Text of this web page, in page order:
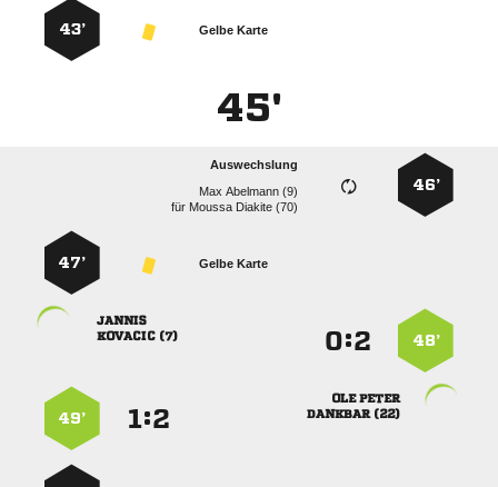
Gelbe Karte
43’
45'
46’
Auswechslung
  
für   
Gelbe Karte
47’
48’
:

 
 
 
:
49’